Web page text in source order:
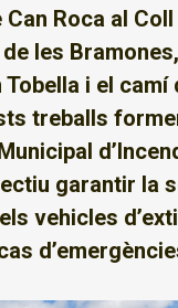
Roca al Coll
les
Tobella i el camí
treballs
garantir la
vehicles